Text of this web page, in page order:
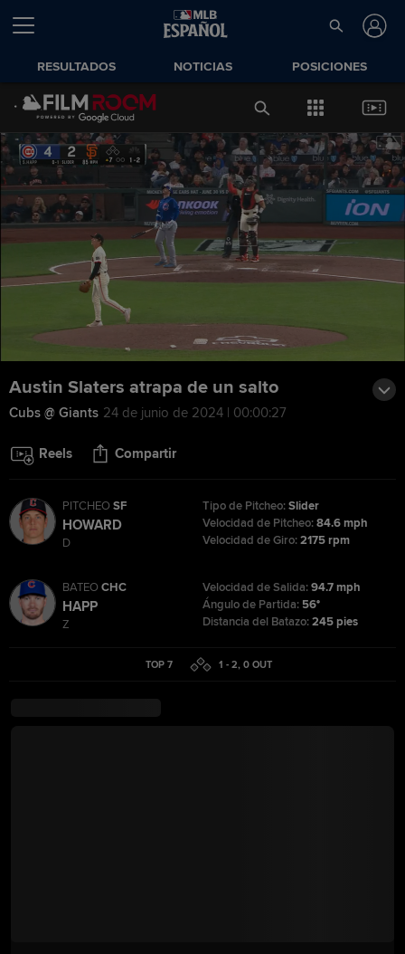
RESULTADOS NOTICIAS POSICIONES
Austin Slaters atrapa de un salto
Cubs @ Giants 24 de junio de 2024 | 00:00:27
Reels Compartir
PITCHEO SF
HOWARD
D
Tipo de Pitcheo:Slider
Velocidad de Pitcheo:84.6 mph
Velocidad de Giro:2175 rpm
BATEO CHC
HAPP
Z
Velocidad de Salida:94.7 mph
Ángulo de Partida: 56°
Distancia del Batazo:245 pies
TOP 7 1 - 2,0 OUT